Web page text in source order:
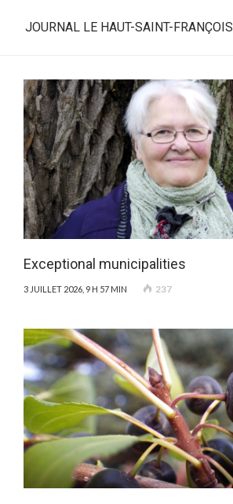
JOURNAL LE HAUT-SAINT-FRANÇOIS
Exceptional municipalities
3 JUILLET 2026, 9 H 57 MIN 237